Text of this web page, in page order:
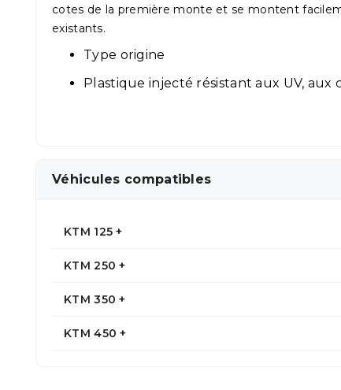
cotes de la première monte et se montent
existants.
Type origine
Plastique injecté résistant aux UV, aux
Véhicules compatibles
KTM 125 +
KTM 250 +
KTM 350 +
KTM 450 +